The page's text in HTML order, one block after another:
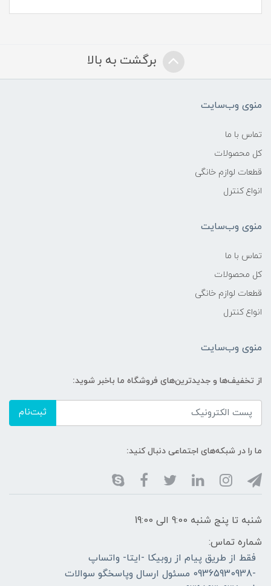
برگشت به بالا
منوی وب‌سایت
تماس با ما
کل محصولات
قطعات لوازم خانگی
انواع کنترل
منوی وب‌سایت
تماس با ما
کل محصولات
قطعات لوازم خانگی
انواع کنترل
منوی وب‌سایت
از تخفیف‌ها و جدیدترین‌های فروشگاه ما باخبر شوید:
ثبت‌نام
ما را در شبکه‌های اجتماعی دنبال کنید:
شنبه تا پنج شنبه 9:00 الی 19:00
شماره تماس:
فقط از طریق پیام از روبیکا -ایتا- واتساپ
-09365930938 مسئول ارسال وپاسخگو سوالات